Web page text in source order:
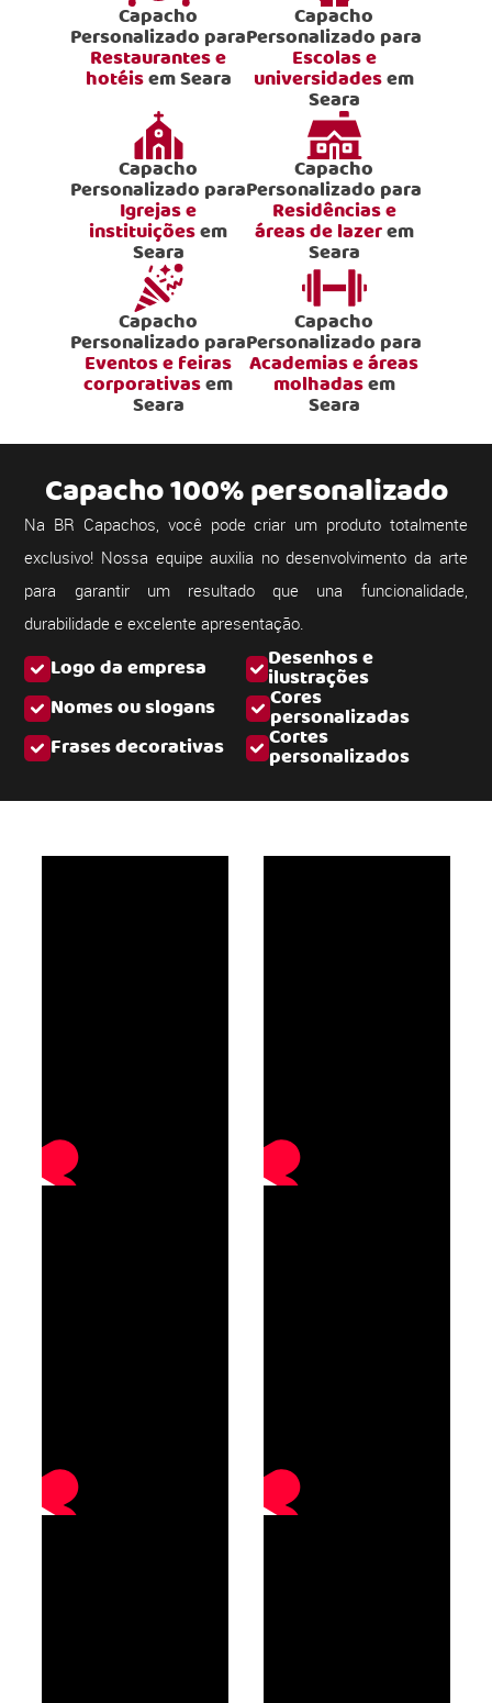
Capacho
Personalizado para
Restaurantes e
hotéisem Seara
Capacho
Personalizado para
Escolas e
universidadesem
Seara
Capacho
Personalizado para
Igrejas e
instituiçõesem
Seara
Capacho
Personalizado para
Residências e
áreas de lazerem
Seara
Capacho
Personalizado para
Eventos e feiras
corporativasem
Seara
Capacho
Personalizado para
Academias e áreas
molhadasem
Seara
Logo da empresa Desenhos e
ilustrações
Nomes ou slogans
Cores
personalizadas
Frases decorativas
Cortes
personalizados
Capacho 100% personalizado
Na BR Capachos, você pode criar um produto totalmente
exclusivo! Nossa equipe auxilia no desenvolvimento da arte
para garantir um resultado que una funcionalidade,
durabilidade e excelente apresentação.